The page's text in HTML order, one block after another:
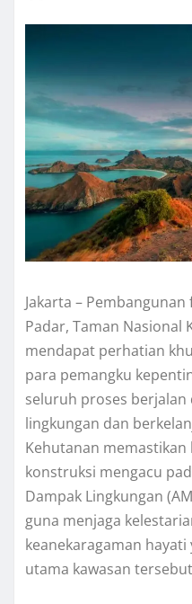
Jakarta –
Padar, Taman Nasional
mendapat perhatian
para pemangku
seluruh proses
lingkungan dan
Kehutanan
konstruksi mengacu
Dampak Lingkungan
guna menjaga
keanekaragaman
utama kawasan